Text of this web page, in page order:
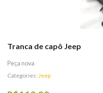
Tranca de capô Jeep
Peça nova
Categories: Jeep